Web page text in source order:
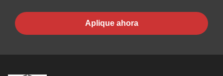
Aplique ahora